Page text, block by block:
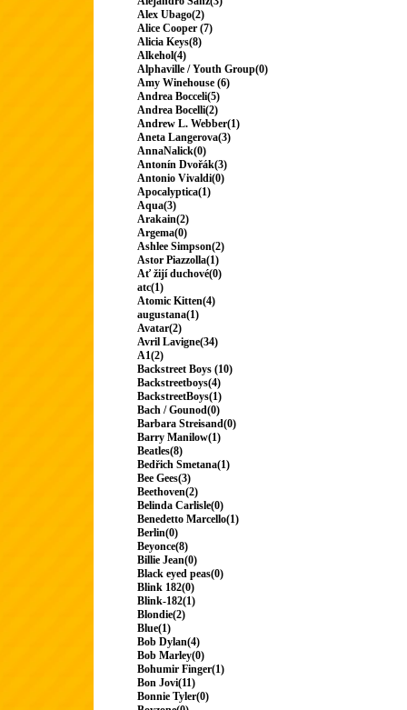
Alex Ubago(2)
Alice Cooper (7)
Alicia Keys(8)
Alkehol(4)
Alphaville / Youth Group(0)
Amy Winehouse (6)
Andrea Bocceli(5)
Andrea Bocelli(2)
Andrew L. Webber(1)
Aneta Langerova(3)
AnnaNalick(0)
Antonín Dvořák(3)
Antonio Vivaldi(0)
Apocalyptica(1)
Aqua(3)
Arakain(2)
Argema(0)
Ashlee Simpson(2)
Astor Piazzolla(1)
Ať žijí duchové(0)
atc(1)
Atomic Kitten(4)
augustana(1)
Avatar(2)
Avril Lavigne(34)
A1(2)
Backstreet Boys (10)
Backstreetboys(4)
BackstreetBoys(1)
Bach / Gounod(0)
Barbara Streisand(0)
Barry Manilow(1)
Beatles(8)
Bedřich Smetana(1)
Bee Gees(3)
Beethoven(2)
Belinda Carlisle(0)
Benedetto Marcello(1)
Berlin(0)
Beyonce(8)
Billie Jean(0)
Black eyed peas(0)
Blink 182(0)
Blink-182(1)
Blondie(2)
Blue(1)
Bob Dylan(4)
Bob Marley(0)
Bohumir Finger(1)
Bon Jovi(11)
Bonnie Tyler(0)